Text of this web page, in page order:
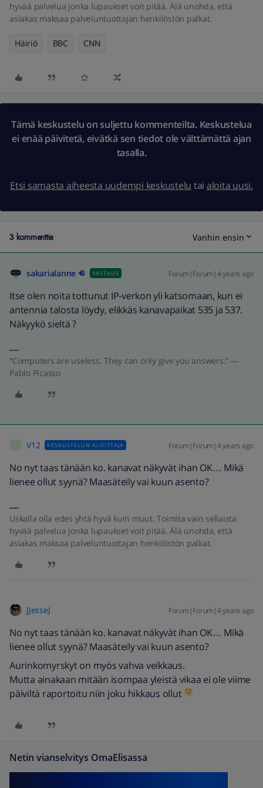
hyvää palvelua jonka lupaukset voit pitää. Älä unohda, että
asiakas maksaa palveluntuottajan henkilöstön palkat.
Häiriö BBC CNN
Tämä keskustelu on suljettu kommenteilta. Keskustelua
ei enää päivitetä, eivätkä sen tiedot ole välttämättä ajan
tasalla.
Etsi samasta aiheesta uudempi keskustelu tai aloita uusi.
3 kommenttia Vanhin ensin
sakarialanne VASTAUS Forum|Forum|4 years ago
Itse olen noita tottunut IP-verkon yli katsomaan, kun ei
antennia talosta löydy, elikkäs kanavapaikat 535 ja 537.
Näkyykö sieltä ?
“Computers are useless. They can only give you answers.” ―
Pablo Picasso
V12 KESKUSTELUN ALOITTAJA Forum|Forum|4 years ago
No nyt taas tänään ko. kanavat näkyvät ihan OK… Mikä
lienee ollut syynä? Maasäteily vai kuun asento?
Uskalla olla edes yhtä hyvä kuin muut. Toimita vain sellaista
hyvää palvelua jonka lupaukset voit pitää. Älä unohda, että
asiakas maksaa palveluntuottajan henkilöstön palkat.
JJesseJ Forum|Forum|4 years ago
No nyt taas tänään ko. kanavat näkyvät ihan OK… Mikä
lienee ollut syynä? Maasäteily vai kuun asento?
Aurinkomyrskyt on myös vahva veikkaus.
Mutta ainakaan mitään isompaa yleistä vikaa ei ole viime
päiviltä raportoitu niin joku hikkaus ollut
Netin vianselvitys OmaElisassa